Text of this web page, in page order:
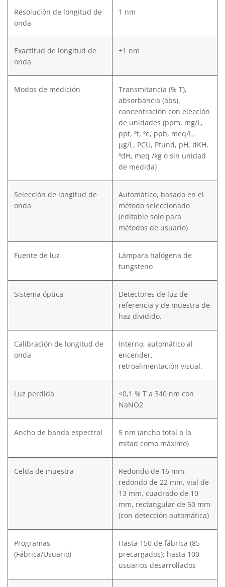
Resolución de longitud de
onda
1 nm
Exactitud de longitud de
onda
±1 nm
Modos de medición
Transmitancia (% T),
absorbancia (abs),
concentración con elección
de unidades (ppm, mg/L,
ppt, ºf, ºe, ppb, meq/L,
μg/L, PCU, Pfund, pH, dKH,
ºdH, meq /kg o sin unidad
de medida)
Selección de longitud de
onda
Automático, basado en el
método seleccionado
(editable solo para
métodos de usuario)
Fuente de luz
Lámpara halógena de
tungsteno
Sistema óptica
Detectores de luz de
referencia y de muestra de
haz dividido.
Calibración de longitud de
onda
Interno, automático al
encender,
retroalimentación visual.
Luz perdida
<0,1 % T a 340 nm con
NaNO2
Ancho de banda espectral
5 nm (ancho total a la
mitad como máximo)
Celda de muestra
Redondo de 16 mm,
redondo de 22 mm, vial de
13 mm, cuadrado de 10
mm, rectangular de 50 mm
(con detección automática)
Programas
(Fábrica/Usuario)
Hasta 150 de fábrica (85
precargados); hasta 100
usuarios desarrollados